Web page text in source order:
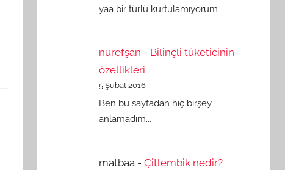
yaa bir türlü kurtulamıyorum
nurefşan - Bilinçli tüketicinin
özellikleri
5 Şubat 2016
Ben bu sayfadan hiç birşey
anlamadım...
matbaa- Çitlembik nedir?